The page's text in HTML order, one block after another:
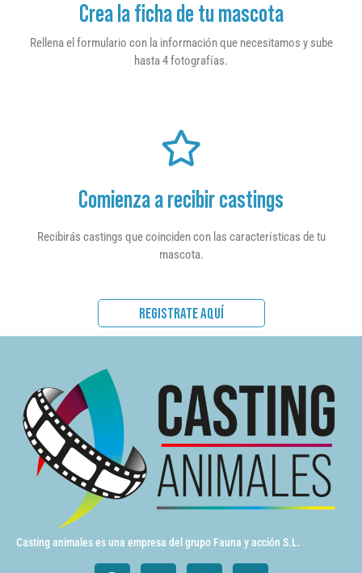
Crea la ficha de tu mascota
Rellena el formulario con la información que necesitamos y sube
hasta 4 fotografías.
Comienza a recibir castings
Recibirás castings que coinciden con las características de tu
mascota.
REGISTRATE AQUÍ
Casting animales es una empresa del grupo Fauna y acción S.L.